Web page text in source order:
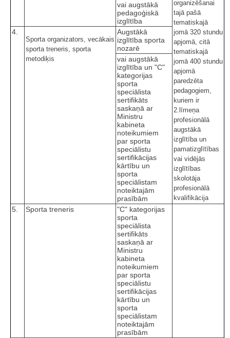
organizēšanai
tajā pašā
tematiskajā
jomā 320 stundu
apjomā, citā
tematiskajā
jomā 400 stundu
apjomā
paredzēta
pedagogiem,
kuriem ir
2.līmeņa
profesionālā
augstākā
izglītība un
pamatizglītības
vai vidējās
izglītības
skolotāja
profesionālā
kvalifikācija
vai augstākā
pedagoģiskā
izglītība
4.
Sporta organizators, vecākais
sporta treneris, sporta
metodiķis
Augstākā
izglītība sporta
nozarē
vai augstākā
izglītība un "C"
kategorijas
sporta
speciālista
sertifikāts
saskaņā ar
Ministru
kabineta
noteikumiem
par sporta
speciālistu
sertifikācijas
kārtību un
sporta
speciālistam
noteiktajām
prasībām
5.
Sporta treneris
"C" kategorijas
sporta
speciālista
sertifikāts
saskaņā ar
Ministru
kabineta
noteikumiem
par sporta
speciālistu
sertifikācijas
kārtību un
sporta
speciālistam
noteiktajām
prasībām